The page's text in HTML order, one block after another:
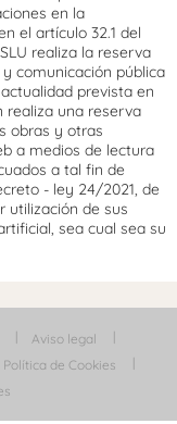
en la
el artículo 32.1 del
realiza la reserva
comunicación pública
prevista en
realiza una reserva
obras y otras
a medios de lectura
a tal fin de
- ley 24/2021, de
utilización de sus
sea cual sea su
Aviso legal
Política de Cookies